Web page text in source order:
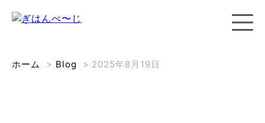
ホーム > Blog > 2025年8月19日